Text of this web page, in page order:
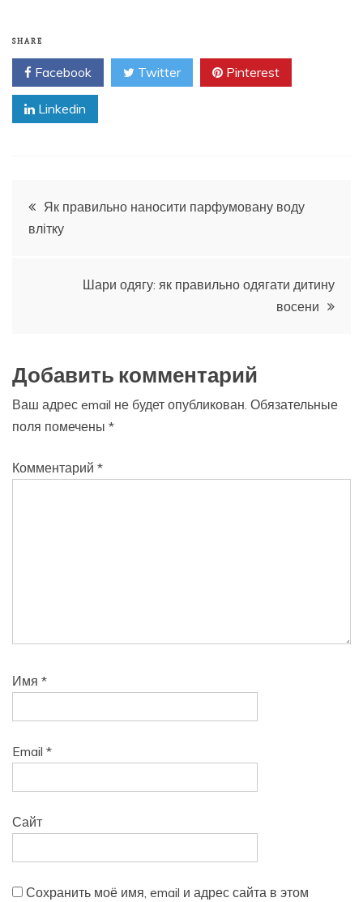
SHARE
Facebook Twitter Pinterest
Linkedin
Навигация
записям
Як правильно наносити парфумовану воду
влітку
Шари одягу: як правильно одягати дитину
восени
Добавить комментарий
Ваш адрес email не будет опубликован. Обязательные
поля помечены *
Комментарий *
Имя *
Email *
Сайт
Сохранить моё имя, email и адрес сайта в этом